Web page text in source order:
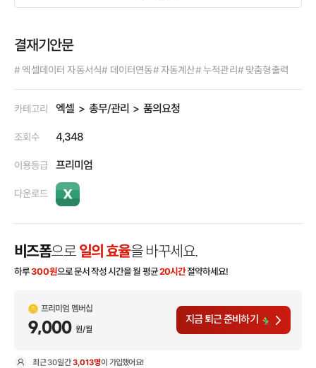
결재기안문
# 엑셀데이터 자동서식# 데이터연동# 자동계산# 누적관리# 맞춤형출력
카테고리 엑셀 총무/관리 품의요청
조회수 4,348
이용등급 프리미엄
다운로드
비즈폼으로 일의 효율을 바꾸세요.
하루300원으로 문서 작성 시간을 월 평균20시간절약하세요!
프리미엄 멤버십
9,000 원/월
지금 퇴근 준비하기
최근30일간3,013명이 가입했어요!